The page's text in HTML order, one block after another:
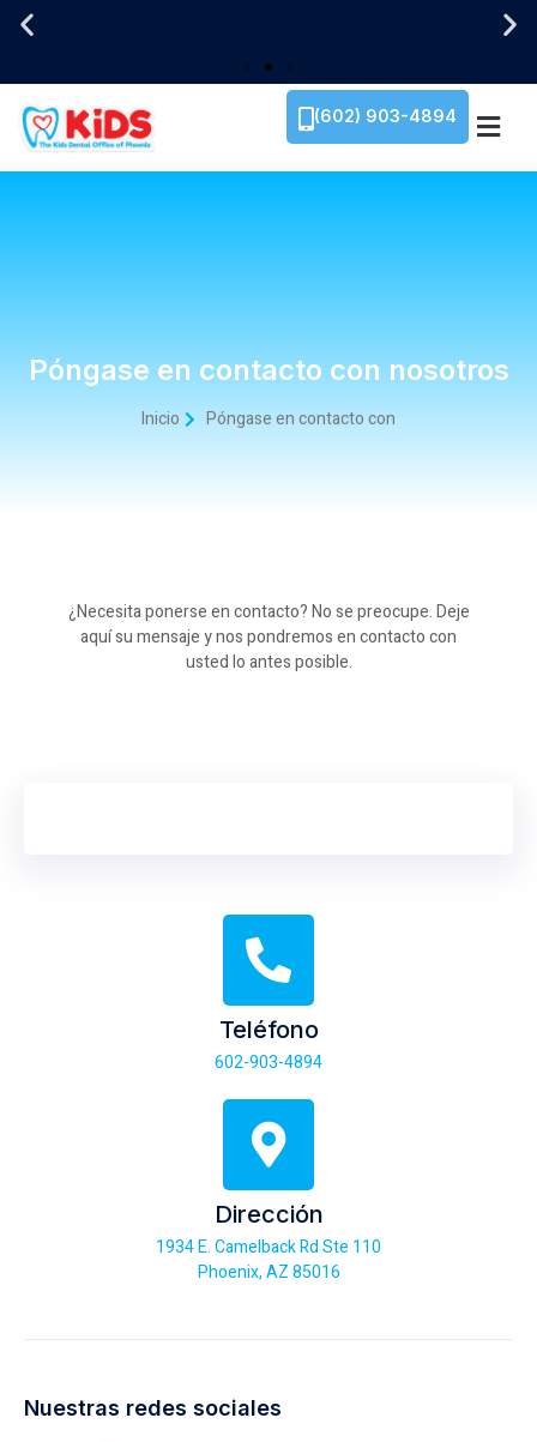
(602) 903-4894
Póngase en contacto con nosotros
Inicio Póngase en contacto con
¿Necesita ponerse en contacto? No se preocupe. Deje
aquí su mensaje y nos pondremos en contacto con
usted lo antes posible.
Teléfono
602-903-4894
Dirección
1934 E. Camelback Rd Ste 110
Phoenix, AZ 85016
Nuestras redes sociales